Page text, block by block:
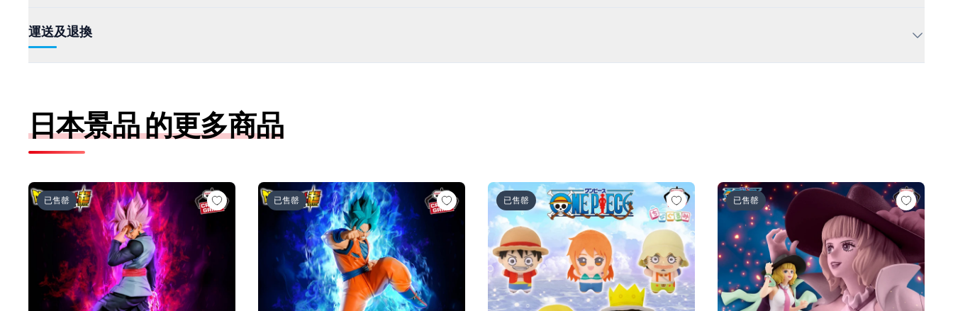
運送及退換
日本景品 的更多商品
ドラゴンボール超 MATCH MAKERS ゴクウブラック-超サイヤ人ロゼ-（VS孫悟空)
已售罄
ドラゴンボール超 MATCH MAKERS 孫悟空（VSゴクウブラック-超サイヤ人ロゼ-)
已售罄
ワンピース ちびぐるみ～麦わらの一味vol.1～
已售罄
ワンピース BATTLE RECORD COLLECTION-
已售罄